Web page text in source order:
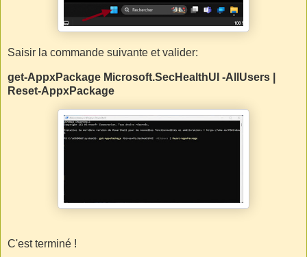
Saisir la commande suivante et valider:
get-AppxPackage Microsoft.SecHealthUI -AllUsers |
Reset-AppxPackage
C'est terminé !